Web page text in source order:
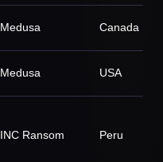
Medusa Canada
Medusa USA
INC Ransom Peru